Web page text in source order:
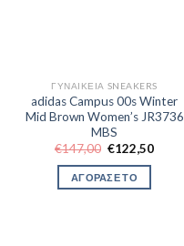
ΓΥΝΑΙΚΕΊΑ SNEAKERS
adidas Campus 00s Winter
Mid Brown Women’s JR3736
MBS
€147,00 Original
was:
€147,00.
€122,50Η
ΑΓΟΡΑΣΕ ΤΟ